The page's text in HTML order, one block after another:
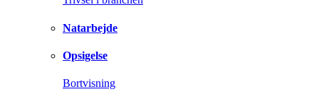
Natarbejde
Opsigelse
Bortvisning